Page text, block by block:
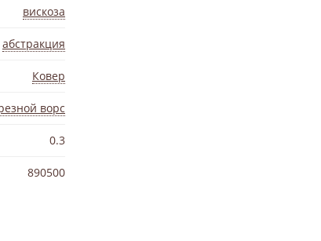
вискоза
абстракция
Ковер
ворс
0.3
890500